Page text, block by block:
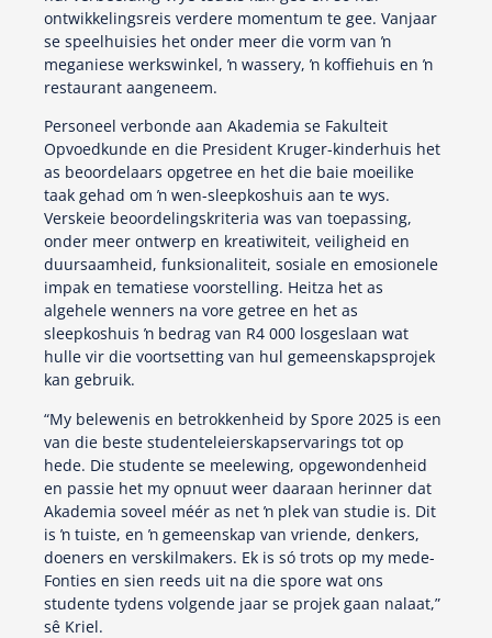
ontwikkelingsreis verdere momentum te gee. Vanjaar
se speelhuisies het onder meer die vorm van ŉ
meganiese werkswinkel, ŉ wassery, ŉ koffiehuis en ŉ
restaurant aangeneem.
Personeel verbonde aan Akademia se Fakulteit
Opvoedkunde en die President Kruger-kinderhuis het
as beoordelaars opgetree en het die baie moeilike
taak gehad om ŉ wen-sleepkoshuis aan te wys.
Verskeie beoordelingskriteria was van toepassing,
onder meer ontwerp en kreatiwiteit, veiligheid en
duursaamheid, funksionaliteit, sosiale en emosionele
impak en tematiese voorstelling. Heitza het as
algehele wenners na vore getree en het as
sleepkoshuis ŉ bedrag van R4 000 losgeslaan wat
hulle vir die voortsetting van hul gemeenskapsprojek
kan gebruik.
“My belewenis en betrokkenheid by Spore 2025 is een
van die beste studenteleierskapservarings tot op
hede. Die studente se meelewing, opgewondenheid
en passie het my opnuut weer daaraan herinner dat
Akademia soveel méér as net ŉ plek van studie is. Dit
is ŉ tuiste, en ŉ gemeenskap van vriende, denkers,
doeners en verskilmakers. Ek is só trots op my mede-
Fonties en sien reeds uit na die spore wat ons
studente tydens volgende jaar se projek gaan nalaat,”
sê Kriel.